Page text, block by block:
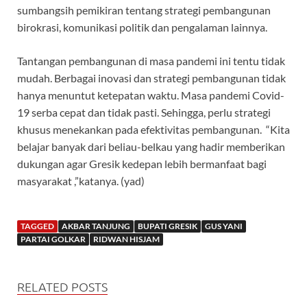
sumbangsih pemikiran tentang strategi pembangunan
birokrasi, komunikasi politik dan pengalaman lainnya.
Tantangan pembangunan di masa pandemi ini tentu tidak
mudah. Berbagai inovasi dan strategi pembangunan tidak
hanya menuntut ketepatan waktu. Masa pandemi Covid-
19 serba cepat dan tidak pasti. Sehingga, perlu strategi
khusus menekankan pada efektivitas pembangunan. “Kita
belajar banyak dari beliau-belkau yang hadir memberikan
dukungan agar Gresik kedepan lebih bermanfaat bagi
masyarakat ,”katanya. (yad)
TAGGED AKBAR TANJUNG BUPATI GRESIK
GUS YANI
PARTAI GOLKAR
RIDWAN HISJAM
RELATED POSTS